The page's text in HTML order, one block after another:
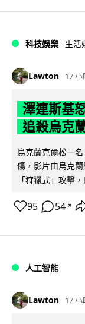
科技娛樂 生活
Lawton 17 小
澤連斯基
追殺烏克
烏克蘭克爾松一
傷，影片由烏克
「狩獵式」攻擊
95 54 ↗
人工智能
Lawton 17 小